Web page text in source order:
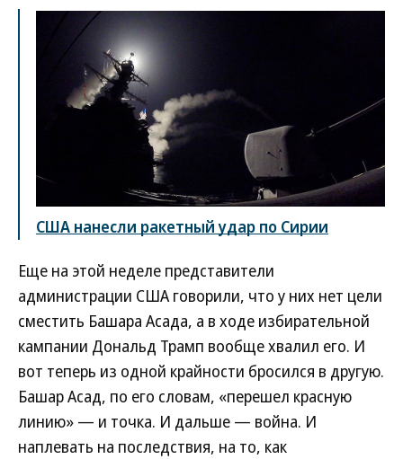
США нанесли ракетный удар по Сирии
Еще на этой неделе представители
администрации США говорили, что у них нет цели
сместить Башара Асада, а в ходе избирательной
кампании Дональд Трамп вообще хвалил его. И
вот теперь из одной крайности бросился в другую.
Башар Асад, по его словам, «перешел красную
линию» — и точка. И дальше — война. И
наплевать на последствия, на то, как